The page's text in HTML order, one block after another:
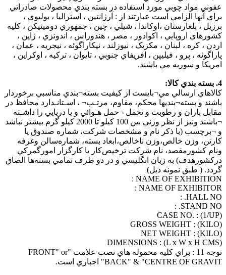
عفوني مواد چوبي مورد استفاده در بسته بندي محصولات صادراتي
براي آنها الزامي است عبارتند از : آرژانتين ، استراليا ، بوليوي ،
برزيل ، بلغارستان ،اوکاندا ، شيلي ، چين ، جمهوري دومينيکن ، کليه
کشورهاي اروپايي ، اکوادور ، مصر ، هندوراس ، اندونزي ، ژاپن ،
اردن ، کره ، لبنان ، مکزيک ، نيوزلند ، نيکاراگوئه ، نيجريه ، عمان ،
پاراگوئه ، پرو ، فيليپن ، افريفاي جنوبي ، تايوان ، ترکيه ، اوکراين ،
امريکا و سوريه مي باشند.
4. بسته بندي كالا:
كالاهاي ارسالي مي¬بايست از كيفيت بسته¬بندي مناسبي برخوردار
باشند و بسته¬بنديها محكم، مقاوم، مرتـب¬ ، اسـتانـدارد محافظ در
مقابل باران و رطوبت و تحمل ¬حمل هـوائي و يا دريايي را داشـته
¬باشند ونيز از نظر وزني بين 100 کيلو تا 2000 کيلو گرم بيشتر نباشد
و ¬برچسب (با ذکر نام و مشخصات شرکت، شماره صندوق يا
کارتن، وزن خالص،وزن ناخالص،ابعاد بسته، شماره‌سالن وغرفه
ونام کشورمقصد، نام شركت ترخيص‌كار يا كارگزار امورگمركي
دركشورهدف) به زبان انگليسي و در دو طرف تمامي بسته‌ها الصاق
گردد. ( طبق نمونه ذيل)
NAME OF EXHIBITION :
NAME OF EXHIBITOR :
HALL NO. :
STAND NO. :
CASE NO. : (1/UP)
GROSS WEIGHT : (KILO)
NET WEIGHT : (KILO)
DIMENSIONS : (L x W x H CMS)
توجه 11 : براي کليه محموله هاي نصب علامت "FRONT" or
"BACK" & "CENTRE OF GRAVIT اجباري است.